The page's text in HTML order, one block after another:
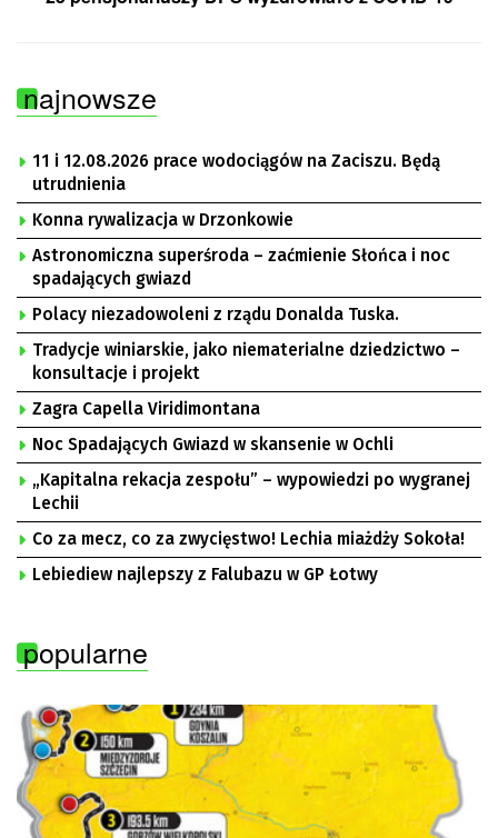
najnowsze
11 i 12.08.2026 prace wodociągów na Zaciszu. Będą
utrudnienia
Konna rywalizacja w Drzonkowie
Astronomiczna superśroda – zaćmienie Słońca i noc
spadających gwiazd
Polacy niezadowoleni z rządu Donalda Tuska.
Tradycje winiarskie, jako niematerialne dziedzictwo –
konsultacje i projekt
Zagra Capella Viridimontana
Noc Spadających Gwiazd w skansenie w Ochli
„Kapitalna rekacja zespołu” – wypowiedzi po wygranej
Lechii
Co za mecz, co za zwycięstwo! Lechia miażdży Sokoła!
Lebiediew najlepszy z Falubazu w GP Łotwy
popularne